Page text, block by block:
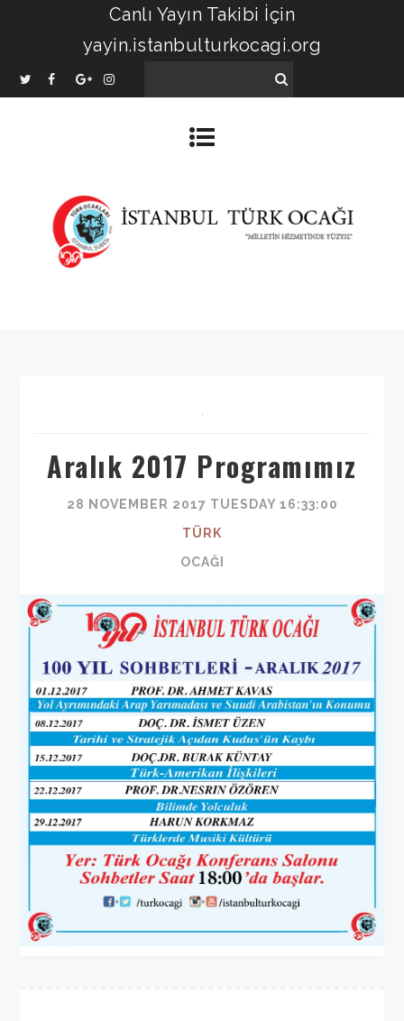
Canlı Yayın Takibi İçin
yayin.istanbulturkocagi.org
,
Aralık 2017 Programımız
28 NOVEMBER 2017 TUESDAY 16:33:00
TÜRK
OCAĞI